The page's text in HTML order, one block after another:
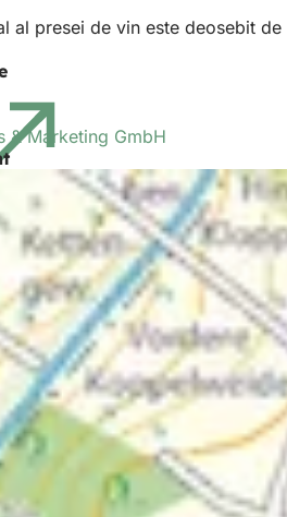
al presei de vin este deosebit
& Marketing GmbH